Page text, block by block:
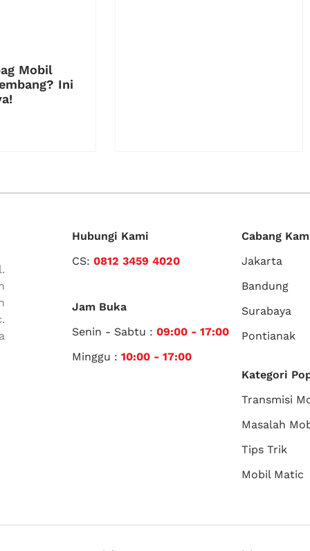
Mobil
Ini
Hubungi Kami
CS:0812 3459 4020
Jam Buka
Senin - Sabtu :09:00 - 17:00
Minggu :10:00 - 17:00
Cabang
Jakarta
Bandung
Surabaya
Pontianak
Kategori
Transmisi
Masalah
Tips Trik
Mobil Matic